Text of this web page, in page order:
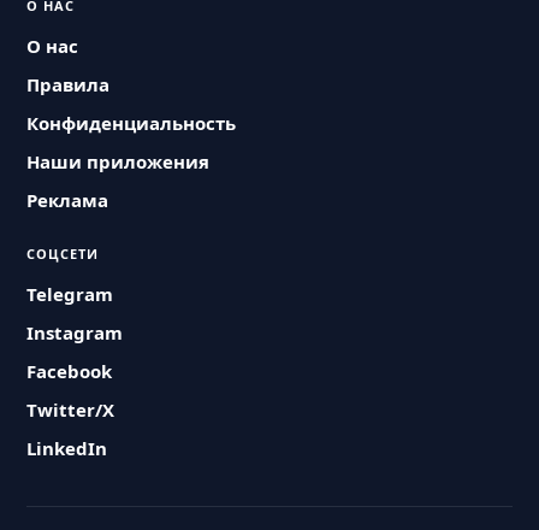
О НАС
О нас
Правила
Конфиденциальность
Наши приложения
Реклама
СОЦСЕТИ
Telegram
Instagram
Facebook
Twitter/X
LinkedIn